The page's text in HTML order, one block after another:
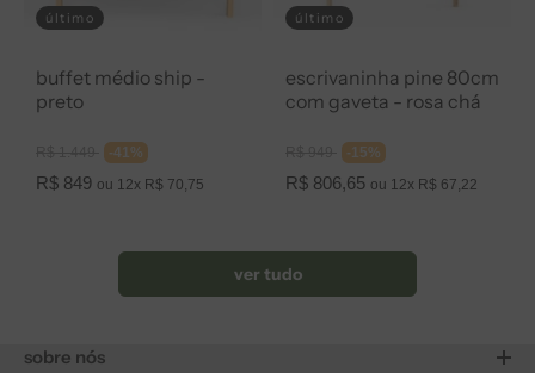
último
buffet médio ship -
preto
normal
-41%
Preço
R$ 849 ou 12x R$ 70,75
último
escrivaninha pine 80cm
com gaveta - rosa chá
normal
-15%
Preço
R$ 806,65 ou 12x R$ 67,22
ver tudo
sobre nós